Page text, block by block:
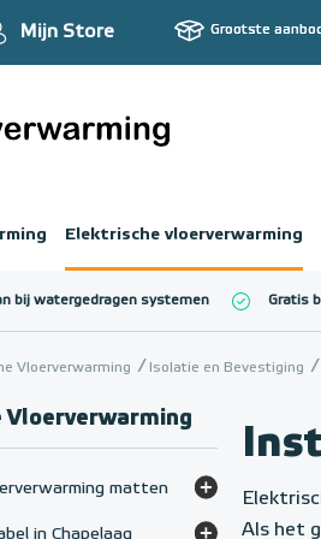
Mijn Store Grootste aanbod
Elektrische vloerverwarming
bij watergedragen systemen Gratis
Vloerverwarming Isolatie en Bevestiging
Vloerverwarming
matten
in Chapelaag
Als het